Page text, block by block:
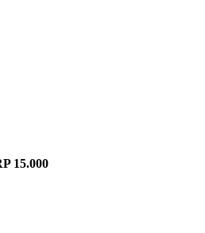
15.000